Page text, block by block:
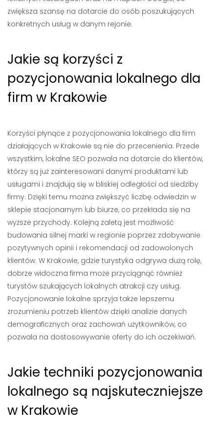
zwiększa szansę na dotarcie do osób poszukujących
konkretnych usług w danym rejonie.
Jakie są korzyści z
pozycjonowania lokalnego dla
firm w Krakowie
Korzyści płynące z pozycjonowania lokalnego dla firm
działających w Krakowie są nie do przecenienia. Przede
wszystkim, lokalne SEO pozwala na dotarcie do klientów,
którzy są już zainteresowani danymi produktami lub
usługami i znajdują się w bliskiej odległości od siedziby
firmy. Dzięki temu można zwiększyć liczbę odwiedzin w
sklepie stacjonarnym lub biurze, co przekłada się na
wyższe przychody. Kolejną zaletą jest możliwość
budowania silnej marki w regionie poprzez zdobywanie
pozytywnych opinii i rekomendacji od zadowolonych
klientów. W Krakowie, gdzie turystyka odgrywa dużą rolę,
dobrze widoczna firma może przyciągnąć również
turystów szukających lokalnych atrakcji czy usług.
Pozycjonowanie lokalne sprzyja także lepszemu
zrozumieniu potrzeb klientów dzięki analizie danych
demograficznych oraz zachowań użytkowników, co
pozwala na dostosowywanie oferty do ich oczekiwań.
Jakie techniki pozycjonowania
lokalnego są najskuteczniejsze
w Krakowie